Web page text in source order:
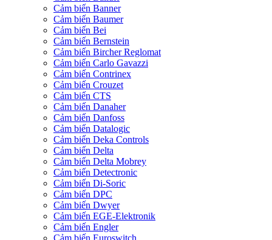
Cảm biến Banner
Cảm biến Baumer
Cảm biến Bei
Cảm biến Bernstein
Cảm biến Bircher Reglomat
Cảm biến Carlo Gavazzi
Cảm biến Contrinex
Cảm biến Crouzet
Cảm biến CTS
Cảm biến Danaher
Cảm biến Danfoss
Cảm biến Datalogic
Cảm biến Deka Controls
Cảm biến Delta
Cảm biến Delta Mobrey
Cảm biến Detectronic
Cảm biến Di-Soric
Cảm biến DPC
Cảm biến Dwyer
Cảm biến EGE-Elektronik
Cảm biến Engler